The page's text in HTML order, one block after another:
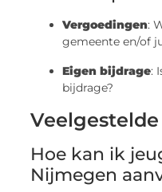
Vergoedingen:
gemeente en/of
Eigen bijdrage:
bijdrage?
Hoe kan ik
Nijmegen